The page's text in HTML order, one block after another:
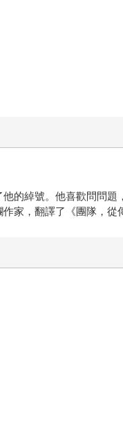
的綽號。他喜歡問問
家，翻譯了《團隊，